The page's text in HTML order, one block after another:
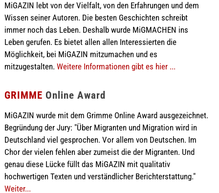
MiGAZIN lebt von der Vielfalt, von den Erfahrungen und dem
Wissen seiner Autoren. Die besten Geschichten schreibt
immer noch das Leben. Deshalb wurde MiGMACHEN ins
Leben gerufen. Es bietet allen allen Interessierten die
Möglichkeit, bei MiGAZIN mitzumachen und es
mitzugestalten. Weitere Informationen gibt es hier ...
GRIMME Online Award
MiGAZIN wurde mit dem Grimme Online Award ausgezeichnet.
Begründung der Jury: "Über Migranten und Migration wird in
Deutschland viel gesprochen. Vor allem von Deutschen. Im
Chor der vielen fehlen aber zumeist die der Migranten. Und
genau diese Lücke füllt das MiGAZIN mit qualitativ
hochwertigen Texten und verständlicher Berichterstattung."
Weiter...